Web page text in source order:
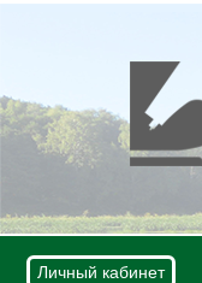
Личный кабинет